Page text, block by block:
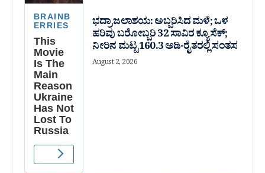
ಭದ್ರಾ ಜಲಾಶಯ: ಅಬ್ಬರಿಸಿದ ಮಳೆ; ಒಳ
ಹರಿವು ಬರೋಬ್ಬರಿ 32 ಸಾವಿರ‌ ಕ್ಯೂಸೆಕ್;
ನೀರಿನ ಮಟ್ಟ 160.3 ಅಡಿ-ರೈತರಲ್ಲಿ ಸಂತಸ
August 2, 2026